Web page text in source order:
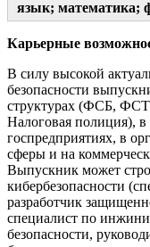
язык; математика;
Карьерные
В силу высокой
безопасности
структурах (ФСБ,
Налоговая полиция), в
госпредприятиях, в
сферы и на
Выпускник может
кибербезопасности
разработчик
специалист по
безопасности,